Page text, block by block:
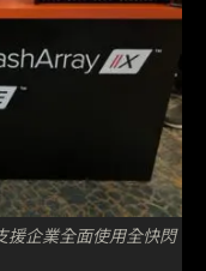
企業全面使用全快閃